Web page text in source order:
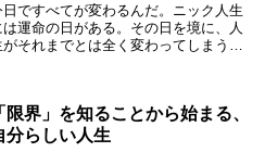
日ですべてが変わるんだ。ニック人生
は運命の日がある。その日を境に、人
がそれまでとは全く変わってしまうこ
ときは絶対に勝つ。全力...
限界」を知ることから始まる、
分らしい人生